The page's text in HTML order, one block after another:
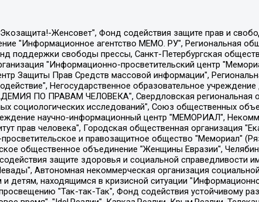
права и публичной политики", Баданин Роман Сергеевич, Гликин Максим Александрович, Железнова Мария Михайловна, Лукьянова Юлия Сергеевна, Маетная Елизавета Витальевна, Маняхин Петр Борисович, Чуракова Ольга Владимировна, Ярош Юлия Петровна, Юридическое лицо "The Insider SIA", зарегистрированное в Риге, Латвийская Республика (дата регистрации 26.06.2015), являющееся администратором доменного имени интернет-издания "The Insider SIA", https://theins.ru, Постернак Алексей Евгеньевич, Рубин Михаил Аркадьевич, Анин Роман Александрович, Юридическое лицо Istories fonds, зарегистрированное в Латвийской Республике (регистрационный номер 50008295751, дата регистрации 24.02.2020), Великовский Дмитрий Александрович, Долинина Ирина Николаевна, Мароховская Алеся Алексеевна, Шлейнов Роман Юрьевич, Шмагун Олеся Валентиновна, Общество с ограниченной ответственностью "Альтаир 2021", Общество с ограниченной ответственностью "Вега 2021", Общество с ограниченной ответственностью "Главный редактор 2021", Общество с ограниченной ответственностью "Ромашки монолит", Важенков Артем Валерьевич, Ивановская областная общественная организация "Центр гендерных исследований", Гурман Юрий Альбертович, Медиапроект "ОВД-Инфо", Егоров Владимир Владимирович, Жилинский Владимир Александрович, Общество с ограниченной ответственностью "ЗП", Иванова София Юрьевна, Карезина Инна Павловна, Кильтау Екатерина Викторовна, Петров Алексей Викторович, Пискунов Сергей Евгеньевич, Смирнов Сергей Сергеевич, Тихонов Михаил Сергеевич, Общество с ограниченной ответственностью "ЖУРНАЛИСТ-ИНОСТРАННЫЙ АГЕНТ", Арапова Галина Юрьевна, Вольтская Татьяна Анатольевна, Американская компания "Mason G.E.S. Anonymous Foundation" (США), являющаяся владельцем интернет-издания https://mnews.world/, Компания "Stichting Bellingcat", зарегистрированная в Нидерландах (дата регистрации 11.07.2018), Захаров Андрей Вячеславович, Клепиковская Екатерина Дмитриевна, Общество с ограниченной ответственностью "МЕМО", Перл Роман Александрович, Симонов Евгений Алексеевич, Соловьева Елена Анатольевна, Сотников Даниил Владимирович, Сурначева Елизавета Дмитриевна, Автономная некоммерческая организация по защите прав человека и информированию населения "Якутия – Наше Мнение", Общество с ограниченной ответственностью "Москоу диджитал медиа", с 26.01.2023 Общество с ограниченной ответственностью "Чайка Белые сады", Ветошкина Валерия Валерьевна, Заговора Максим Александрович, Межрегиональное общественное движение "Российская ЛГБТ - сеть", Оленичев Максим Владимирович, Павлов Иван Юрьевич, Скворцова Елена Сергеевна, Общество с ограниченной ответственностью "Как бы инагент", Кочетков Игорь Викторович, Общество с ограниченной ответственностью "Честные выборы", Еланчик Олег Александрович, Общество с ограниченной ответственностью "Нобелевский призыв", Гималова Регина Эмилевна, Григорьев Андрей Валерьевич, Григорьева Алина Александровна, Ассоциация по содействию защите прав призывников, альтернативнослужащих и военнослужащих "Правозащитная группа "Гражданин.Армия.Право", Хисамова Регина Фаритовна, Автономная некоммерческая организация по реализации социально-правовых программ "Лилит", Дальневосточное общественное движение "Маяк", Санкт-Петербургская ЛГБТ-инициативная группа "Выход", Инициативная группа ЛГБТ+ "Реверс", Алексеев Андрей Викторович, Бекбулатова Таисия Львовна, Беляев Иван Михайлович, Владыкина Елена Сергеевна, Гельман Марат Александрович, Никульшина Вероника Юрьевна, Толоконникова Надежда Андреевна, Шендерович Виктор Анатольевич, Общество с ограниченной ответственностью "Данное сообщение", Общество с ограниченной ответственностью